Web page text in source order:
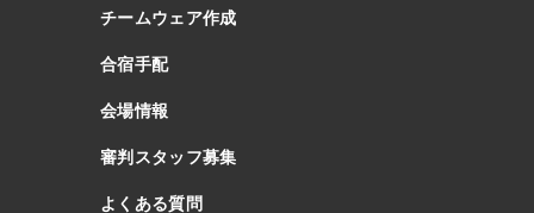
チームウェア作成
合宿手配
会場情報
審判スタッフ募集
よくある質問